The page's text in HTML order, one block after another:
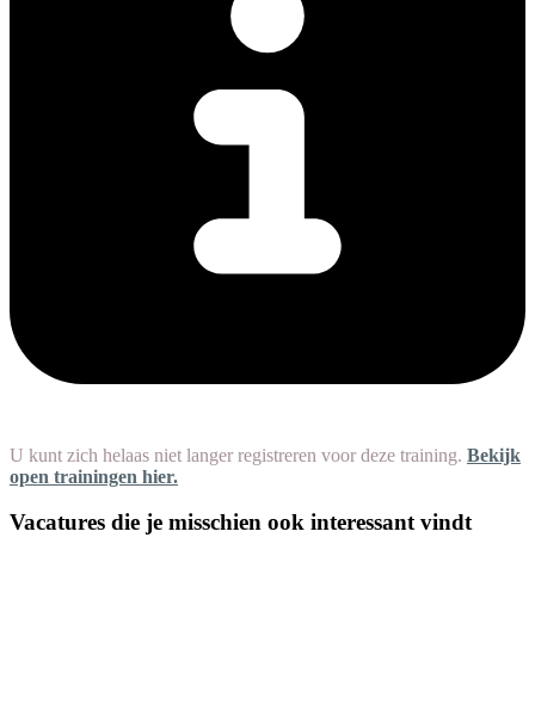
U kunt zich helaas niet langer registreren voor deze training. Bekijk
open trainingen hier.
Vacatures die je misschien ook interessant vindt